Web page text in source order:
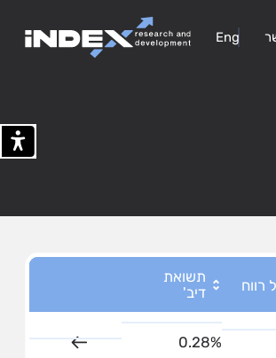
Eng
רווח
תשואת
דיב'
0.28% על המדד